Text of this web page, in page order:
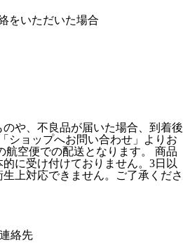
をいただいた場合
や、不良品が届いた場合、到着後
ショップへお問い合わせ」よりお
航空便での配送となります。 商品
に受け付けておりません。3日以
上対応できません。ご了承くださ
絡先